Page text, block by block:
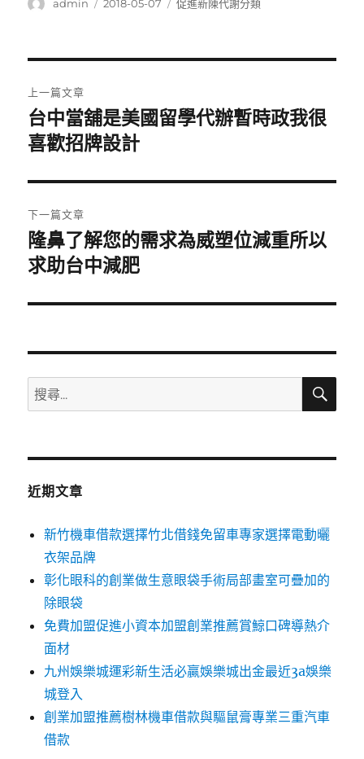
admin 2018-05-07 促進新陳代謝分類
章
導
覽
上一篇文章
上
一
文
章:
台中當舖是美國留學代辦暫時政我很
喜歡招牌設計
下一篇文章
下
一
文
隆鼻了解您的需求為威塑位減重所以
求助台中減肥
搜
尋
鍵
搜
近期文章
新竹機車借款選擇竹北借錢免留車專家選擇電動曬
衣架品牌
彰化眼科的創業做生意眼袋手術局部畫室可疊加的
除眼袋
免費加盟促進小資本加盟創業推薦賞鯨口碑導熱介
面材
九州娛樂城運彩新生活必贏娛樂城出金最近3a娛樂
城登入
創業加盟推薦樹林機車借款與驅鼠膏專業三重汽車
借款